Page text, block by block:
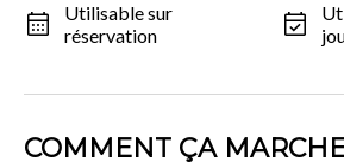
Utilisable sur
réservation
COMMENT ÇA